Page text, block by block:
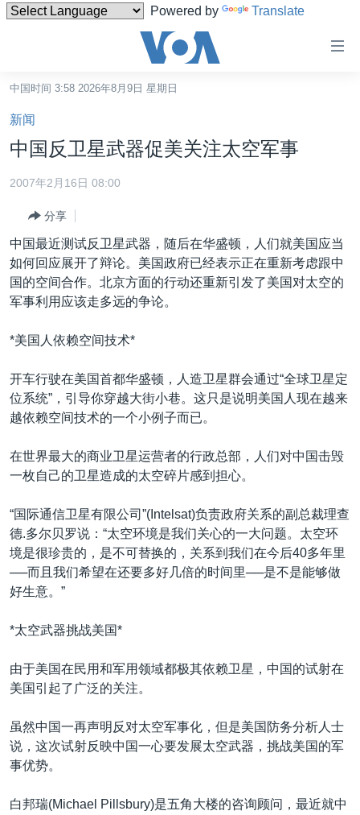
Powered by Translate
碍
链
接
转
转
到
航
转
港澳
国际
最新国际新闻
印太
中东
非洲
美洲
全球议题
分类新闻
经济·金融·贸易
人权·法律·宗教
军事
劳工
环境
美中关系
热点专题
国会报道
美中关系
美国建国250周年
埃博拉疫情
美国之音专访
重要讲话与声明
台海两岸关系
南中国海争端
关注西藏
GEN Z 看美国
VOA今日焦点
中文广播
关注我们
其他语言网站
中国时间 3:58 2026年8月9日 星期日
新闻
中国反卫星武器促美关注太空军事
2007年2月16日 08:00
分享
中国最近测试反卫星武器，随后在华盛顿，人们就美国应当
如何回应展开了辩论。美国政府已经表示正在重新考虑跟中
国的空间合作。北京方面的行动还重新引发了美国对太空的
军事利用应该走多远的争论。
*美国人依赖空间技术*
开车行驶在美国首都华盛顿，人造卫星群会通过“全球卫星定
位系统”，引导你穿越大街小巷。这只是说明美国人现在越来
越依赖空间技术的一个小例子而已。
在世界最大的商业卫星运营者的行政总部，人们对中国击毁
一枚自己的卫星造成的太空碎片感到担心。
“国际通信卫星有限公司”(Intelsat)负责政府关系的副总裁理查
德.多尔贝罗说：“太空环境是我们关心的一大问题。太空环
境是很珍贵的，是不可替换的，关系到我们在今后40多年里
──而且我们希望在还要多好几倍的时间里──是不是能够做
好生意。”
*太空武器挑战美国*
由于美国在民用和军用领域都极其依赖卫星，中国的试射在
美国引起了广泛的关注。
虽然中国一再声明反对太空军事化，但是美国防务分析人士
说，这次试射反映中国一心要发展太空武器，挑战美国的军
事优势。
白邦瑞(Michael Pillsbury)是五角大楼的咨询顾问，最近就中